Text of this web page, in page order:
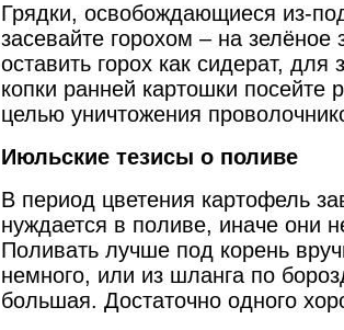
Грядки, освобождающиеся из-
засевайте горохом – на
оставить горох как сидерат,
копки ранней картошки посейте
целью уничтожения
Июльские тезисы о поливе
В период цветения картофель
нуждается в поливе, иначе они
Поливать лучше под корень
немного, или из шланга по
большая. Достаточно одного